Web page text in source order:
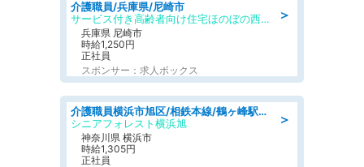
＞
介護職員/兵庫県/尼崎市
サービス付き高齢者向け住宅ほのぼの西難波弐番館
兵庫県 尼崎市
時給1,250円
正社員
スポンサー：求人ボックス
＞
介護職員横浜市旭区/相鉄本線/鶴ヶ峰駅からバス10分/神奈川県
シニアフォレスト横浜旭
神奈川県 横浜市
時給1,305円
正社員